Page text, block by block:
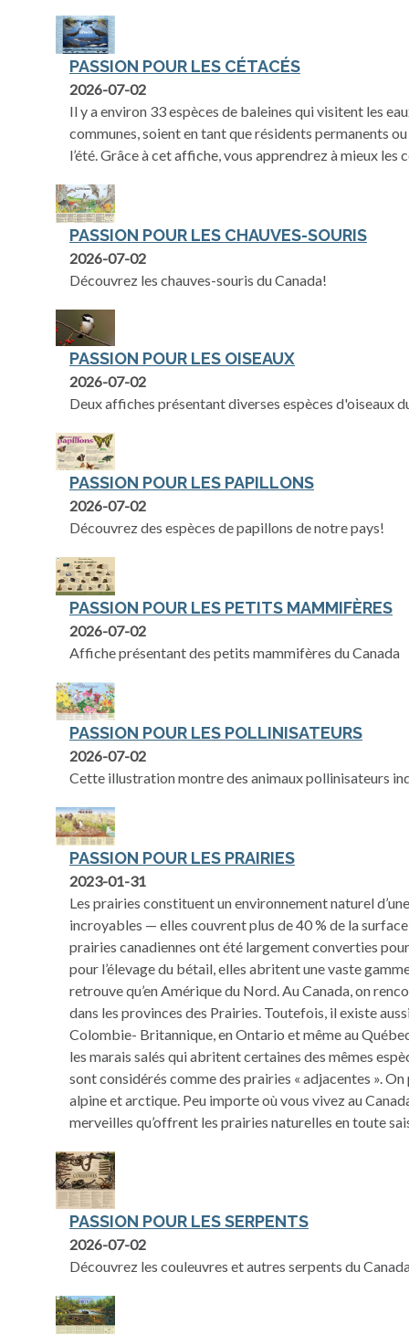
PASSION POUR LES CÉTACÉS
2026-07-02
Il y a environ 33 espèces de baleines qui visitent les
communes, soient en tant que résidents permanents
l’été. Grâce à cet affiche, vous apprendrez à mieux
PASSION POUR LES CHAUVES-SOURIS
2026-07-02
Découvrez les chauves-souris du Canada!
PASSION POUR LES OISEAUX
2026-07-02
Deux affiches présentant diverses espèces d'oiseaux
PASSION POUR LES PAPILLONS
2026-07-02
Découvrez des espèces de papillons de notre pays!
PASSION POUR LES PETITS MAMMIFÈRES
2026-07-02
Affiche présentant des petits mammifères du Canada
PASSION POUR LES POLLINISATEURS
2026-07-02
Cette illustration montre des animaux pollinisateurs
PASSION POUR LES PRAIRIES
2023-01-31
Les prairies constituent un environnement naturel
incroyables — elles couvrent plus de 40 % de la
prairies canadiennes ont été largement converties
pour l’élevage du bétail, elles abritent une vaste
retrouve qu’en Amérique du Nord. Au Canada, on
dans les provinces des Prairies. Toutefois, il existe
Colombie- Britannique, en Ontario et même au
les marais salés qui abritent certaines des mêmes
sont considérés comme des prairies « adjacentes ».
alpine et arctique. Peu importe où vous vivez au
merveilles qu’offrent les prairies naturelles en toute
PASSION POUR LES SERPENTS
2026-07-02
Découvrez les couleuvres et autres serpents du